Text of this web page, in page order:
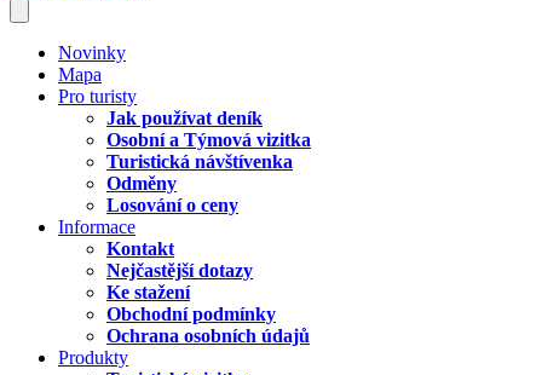
Novinky
Mapa
Pro turisty
Jak používat deník
Osobní a Týmová vizitka
Turistická návštívenka
Odměny
Losování o ceny
Informace
Kontakt
Nejčastější dotazy
Ke stažení
Obchodní podmínky
Ochrana osobních údajů
Produkty